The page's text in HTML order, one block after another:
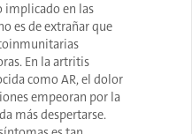
implicado en las
es de extrañar que
En la artritis
como AR, el dolor
empeoran por la
más despertarse.